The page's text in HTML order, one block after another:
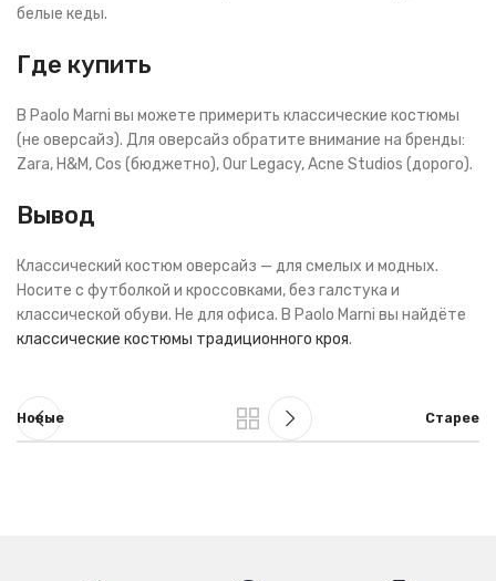
белые кеды.
Где купить
В Paolo Marni вы можете примерить классические костюмы
(не оверсайз). Для оверсайз обратите внимание на бренды:
Zara, H&M, Cos (бюджетно), Our Legacy, Acne Studios (дорого).
Вывод
Классический костюм оверсайз — для смелых и модных.
Носите с футболкой и кроссовками, без галстука и
классической обуви. Не для офиса. В Paolo Marni вы найдёте
классические костюмы традиционного кроя.
Новые Старее